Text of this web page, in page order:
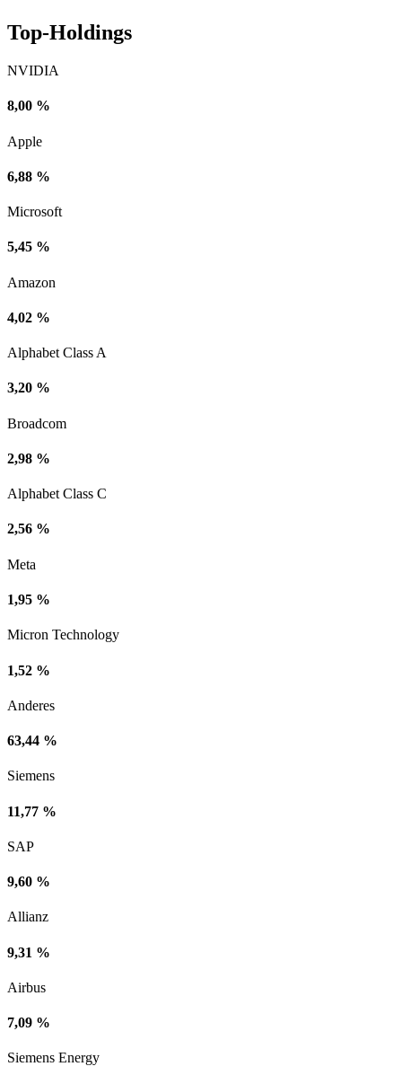
Top-Holdings
NVIDIA
8,00 %
Apple
6,88 %
Microsoft
5,45 %
Amazon
4,02 %
Alphabet Class A
3,20 %
Broadcom
2,98 %
Alphabet Class C
2,56 %
Meta
1,95 %
Micron Technology
1,52 %
Anderes
63,44 %
Siemens
11,77 %
SAP
9,60 %
Allianz
9,31 %
Airbus
7,09 %
Siemens Energy